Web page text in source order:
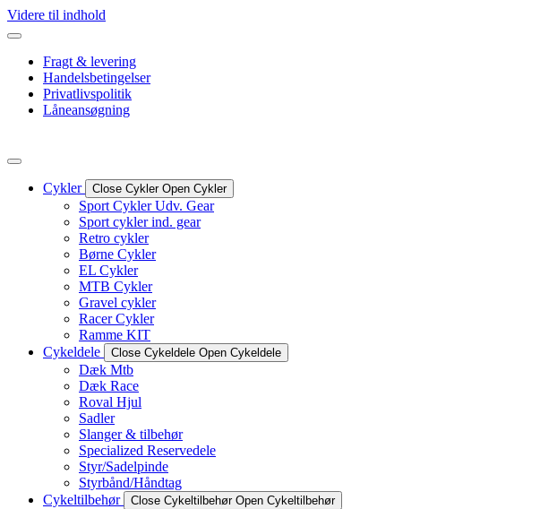
Videre til indhold
Fragt & levering
Handelsbetingelser
Privatlivspolitik
Låneansøgning
Cykler Close Cykler Open Cykler
Sport Cykler Udv. Gear
Sport cykler ind. gear
Retro cykler
Børne Cykler
EL Cykler
MTB Cykler
Gravel cykler
Racer Cykler
Ramme KIT
Cykeldele
Close Cykeldele Open Cykeldele
Dæk Mtb
Dæk Race
Roval Hjul
Sadler
Slanger & tilbehør
Specialized Reservedele
Styr/Sadelpinde
Styrbånd/Håndtag
Cykeltilbehør
Close Cykeltilbehør Open Cykeltilbehør